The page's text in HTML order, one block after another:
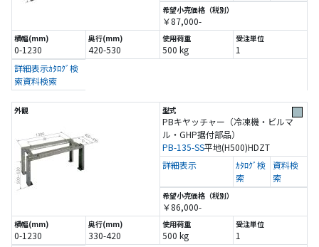
0-1230 420-530 500 kg 1
￥87,000-
詳細表示ｶﾀﾛｸﾞ検
索資料検索
PBキヤッチャー（冷凍機・ビルマ
ル・GHP据付部品）
PB-135-SS平地(H500)HDZT
0-1230 330-420 500 kg 1
￥86,000-
詳細表示
ｶﾀﾛｸﾞ検
索
資料検
索